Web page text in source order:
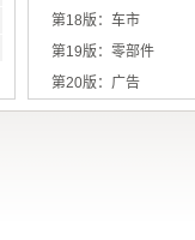
第18版：车市
第19版：零部件
第20版：广告
第21版：服务贸易